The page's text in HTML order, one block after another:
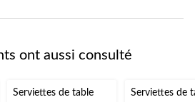
ont aussi consulté
Serviettes de table Serviettes de